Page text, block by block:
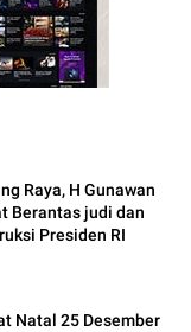
Raya, H Gunawan
Presiden RI
Natal 25 Desember